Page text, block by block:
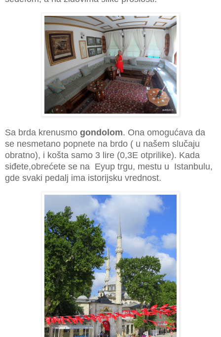
Sa brda krenusmo gondolom. Ona omogućava da
se nesmetano popnete na brdo ( u našem slučaju
obratno), i košta samo 3 lire (0,3E otprilike). Kada
siđete,obrećete se na Eyup trgu, mestu u Istanbulu,
gde svaki pedalj ima istorijsku vrednost.